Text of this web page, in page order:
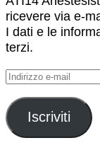
ricevere via e-
I dati e le
terzi.
Indirizzo
mail
Iscriviti